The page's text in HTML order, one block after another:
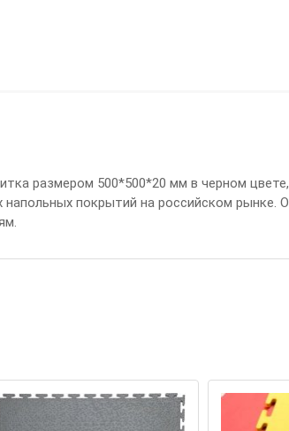
итка размером 500*500*20 мм в черном цвете,
напольных покрытий на российском рынке. О
м.